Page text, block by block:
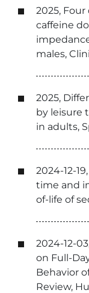
2025,
caffeine
males,
2025,
by leisure
in adults,
2024-12-
time and
of-life of
2024-12-
on Full-
Behavior
Review,